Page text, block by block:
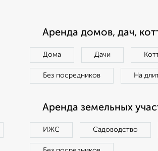
Аренда домов, дач,
Дома Дачи
Без посредников На
Аренда земельных
ИЖС Садоводство